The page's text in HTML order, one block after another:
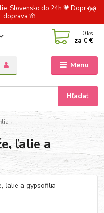
Slovensko do 24h 💗 Doprava
doprava 🌸
Menu
Hľadať
0 ks
za 0 €
ľalie a